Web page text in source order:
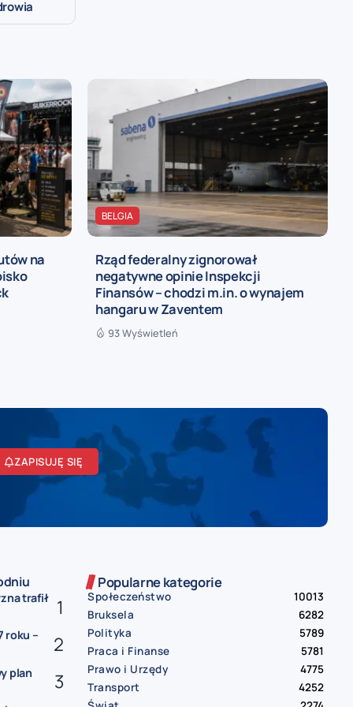
na
BELGIA
Rząd federalny zignorował
negatywne opinie Inspekcji
Finansów – chodzi m.in. o wynajem
hangaru w Zaventem
93 Wyświetleń
ZAPISUJĘ SIĘ
trafił
roku –
plan
Popularne kategorie
Społeczeństwo
10013
Bruksela
6282
Polityka
5789
Praca i Finanse
5781
Prawo i Urzędy
4775
Transport
4252